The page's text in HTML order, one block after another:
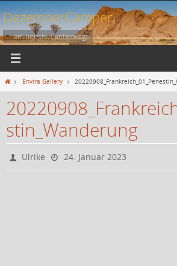
Zum
Inhalt
springen
DezemberCamper
... am liebsten unterwegs
StartEnvira Gallery
stin_Wanderung
Ulrike 24. Januar 2023